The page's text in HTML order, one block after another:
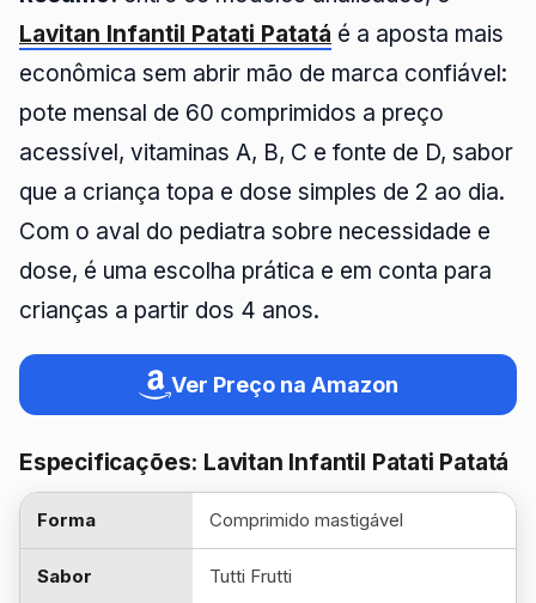
Lavitan Infantil Patati Patatá é a aposta mais
econômica sem abrir mão de marca confiável:
pote mensal de 60 comprimidos a preço
acessível, vitaminas A, B, C e fonte de D, sabor
que a criança topa e dose simples de 2 ao dia.
Com o aval do pediatra sobre necessidade e
dose, é uma escolha prática e em conta para
crianças a partir dos 4 anos.
Ver Preço na Amazon
Especificações: Lavitan Infantil Patati Patatá
Forma Comprimido mastigável
Sabor Tutti Frutti